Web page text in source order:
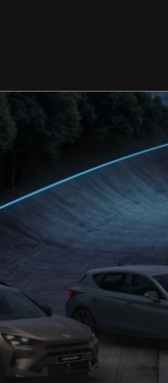
od ręki
zamienne